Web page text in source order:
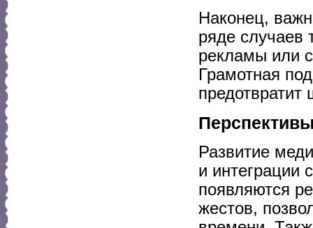
Наконец,
ряде случаев
рекламы или
Грамотная
Развитие
и интеграции
появляются
жестов,